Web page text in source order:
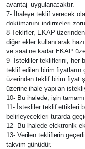
avantajı uygulanacaktır.
7- İhaleye teklif verecek
dokümanını indirmeleri
8-Teklifler, EKAP
diğer ekler kullanılarak
ve saatine kadar EKAP
9- İstekliler tekliflerini, her
teklif edilen birim fiyatların
üzerinden teklif birim fiyat
üzerine ihale yapılan
10- Bu ihalede, işin
11- İstekliler teklif ettikleri
belirleyecekleri tutarda
12- Bu ihalede elektronik
13- Verilen tekliflerin
takvim günüdür.